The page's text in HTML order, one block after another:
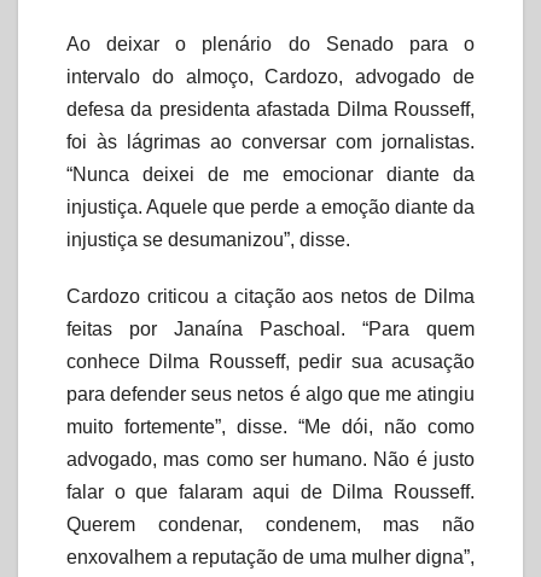
Ao deixar o plenário do Senado para o
intervalo do almoço, Cardozo, advogado de
defesa da presidenta afastada Dilma Rousseff,
foi às lágrimas ao conversar com jornalistas.
“Nunca deixei de me emocionar diante da
injustiça. Aquele que perde a emoção diante da
injustiça se desumanizou”, disse.
Cardozo criticou a citação aos netos de Dilma
feitas por Janaína Paschoal. “Para quem
conhece Dilma Rousseff, pedir sua acusação
para defender seus netos é algo que me atingiu
muito fortemente”, disse. “Me dói, não como
advogado, mas como ser humano. Não é justo
falar o que falaram aqui de Dilma Rousseff.
Querem condenar, condenem, mas não
enxovalhem a reputação de uma mulher digna”,